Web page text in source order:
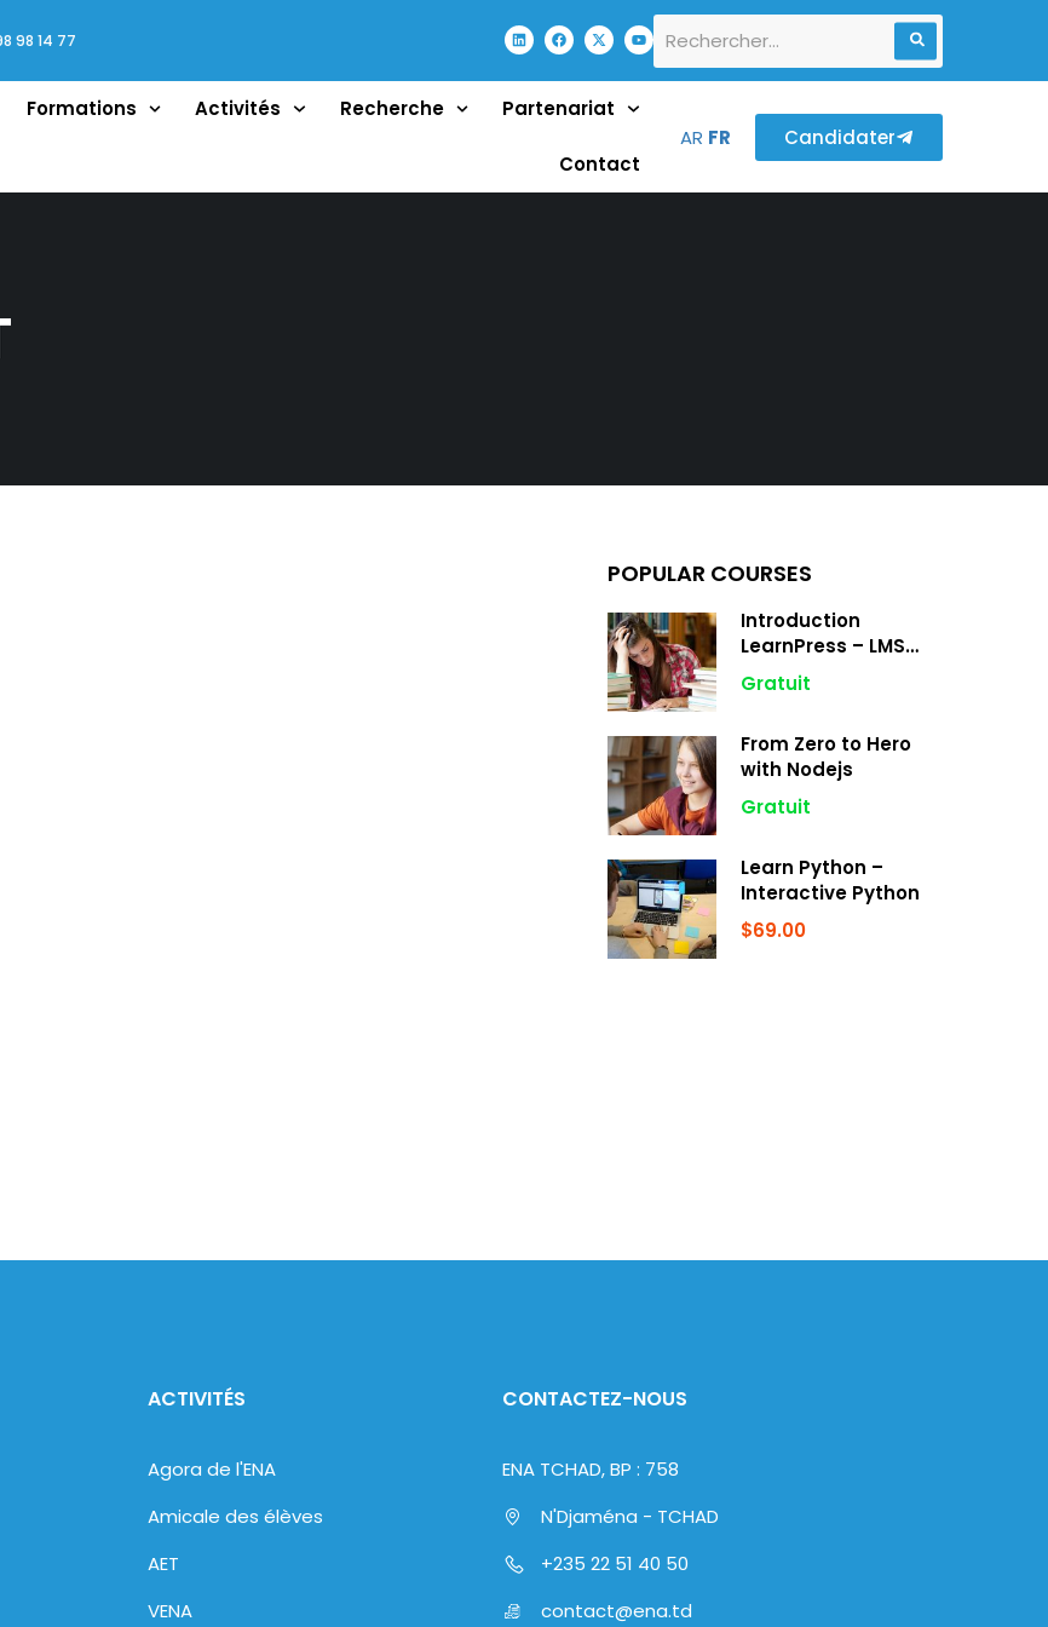
14 77
Formations Activités Recherche Partenariat
Contact
AR FR Candidater
POPULAR COURSES
Introduction
LearnPress – LMS
plugin
Gratuit
From Zero to Hero
with Nodejs
Gratuit
Learn Python –
Interactive Python
$69.00
ACTIVITÉS
Agora de l'ENA
Amicale des élèves
AET
VENA
CONTACTEZ-NOUS
ENA TCHAD, BP : 758
N'Djaména - TCHAD
+235 22 51 40 50
contact@ena.td